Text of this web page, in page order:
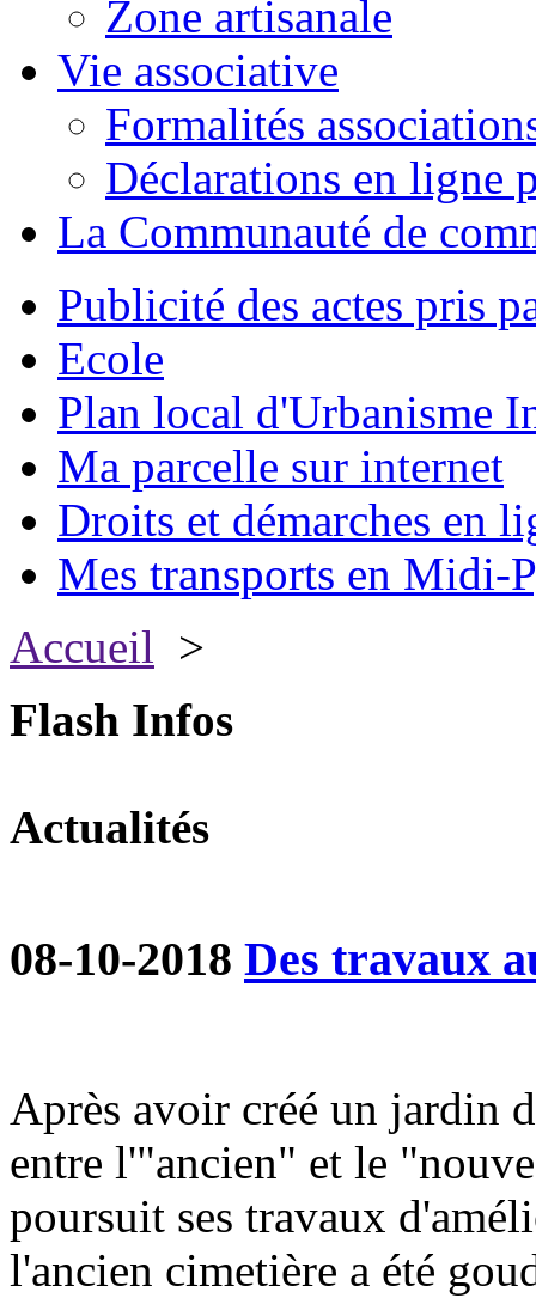
Zone artisanale
Vie associative
Formalités
Déclarations en ligne
La Communauté de
Publicité des actes pris
Ecole
Plan local d'Urbanisme
Ma parcelle sur internet
Droits et démarches en
Mes transports en Midi-
Accueil >
Flash Infos
Actualités
08-10-2018 Des travaux
Après avoir créé un jardin
entre l'"ancien" et le
poursuit ses travaux
l'ancien cimetière a été